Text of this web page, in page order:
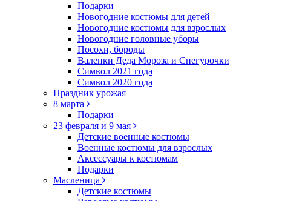
Подарки
Новогодние костюмы для детей
Новогодние костюмы для взрослых
Новогодние головные уборы
Посохи, бороды
Валенки Деда Мороза и Снегурочки
Символ 2021 года
Символ 2020 года
Праздник урожая
8 марта
Подарки
23 февраля и 9 мая
Детские военные костюмы
Военные костюмы для взрослых
Аксессуары к костюмам
Подарки
Масленица
Детские костюмы